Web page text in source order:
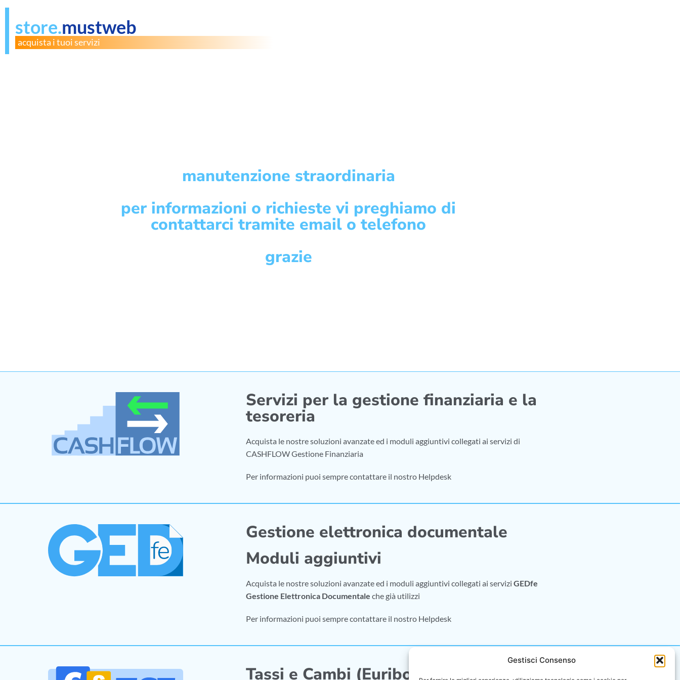
Gestisci Consenso
store.mustweb
acquista i tuoi servizi
manutenzione straordinaria
per informazioni o richieste vi preghiamo di
contattarci tramite email o telefono
grazie
Servizi per la gestione finanziaria e la
tesoreria
Acquista le nostre soluzioni avanzate ed i moduli aggiuntivi collegati ai servizi di
CASHFLOW Gestione Finanziaria
Per informazioni puoi sempre contattare il nostro Helpdesk
Gestione elettronica documentale
Moduli aggiuntivi
Acquista le nostre soluzioni avanzate ed i moduli aggiuntivi collegati ai servizi GEDfe
Gestione Elettronica Documentale che già utilizzi
Per informazioni puoi sempre contattare il nostro Helpdesk
Tassi e Cambi (Euribor)